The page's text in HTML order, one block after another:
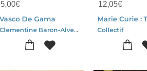
5,00€
Vasco De Gama
Clementine Baron-Alves Nuno
12,05€
Collectif